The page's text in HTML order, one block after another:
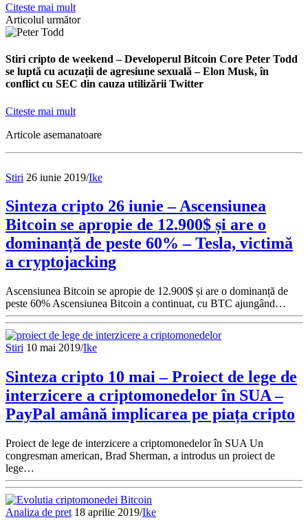
Citeste mai mult
Articolul următor
Stiri cripto de weekend – Developerul Bitcoin Core Peter Todd
se luptă cu acuzații de agresiune sexuală – Elon Musk, în
conflict cu SEC din cauza utilizării Twitter
Citeste mai mult
Articole asemanatoare
Stiri 26 iunie 2019/Ike
Sinteza cripto 26 iunie – Ascensiunea
Bitcoin se apropie de 12.900$ și are o
dominanță de peste 60% – Tesla, victimă
a cryptojacking
Ascensiunea Bitcoin se apropie de 12.900$ și are o dominanță de
peste 60% Ascensiunea Bitcoin a continuat, cu BTC ajungând…
Stiri 10 mai 2019/Ike
Sinteza cripto 10 mai – Proiect de lege de
interzicere a criptomonedelor în SUA –
PayPal amână implicarea pe piața cripto
Proiect de lege de interzicere a criptomonedelor în SUA Un
congresman american, Brad Sherman, a introdus un proiect de
lege…
Analiza de pret 18 aprilie 2019/Ike